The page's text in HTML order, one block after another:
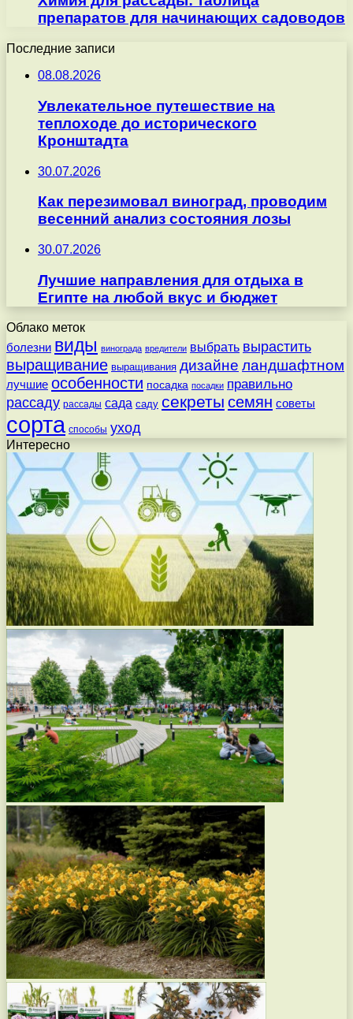
препаратов для начинающих садоводов
Последние записи
08.08.2026
Увлекательное путешествие на
теплоходе до исторического
Кронштадта
30.07.2026
Как перезимовал виноград, проводим
весенний анализ состояния лозы
30.07.2026
Лучшие направления для отдыха в
Египте на любой вкус и бюджет
Облако меток
болезни виды винограда вредители выбрать вырастить
выращивание выращивания дизайне ландшафтном
лучшие особенности посадка посадки правильно
рассаду рассады сада саду секреты семян советы
сорта способы уход
Интересно